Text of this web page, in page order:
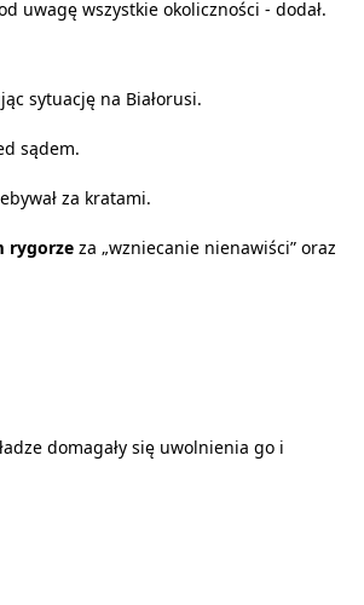
uwagę wszystkie okoliczności - dodał.
sytuację na Białorusi.
sądem.
za kratami.
rygorze za „wzniecanie nienawiści” oraz
domagały się uwolnienia go i